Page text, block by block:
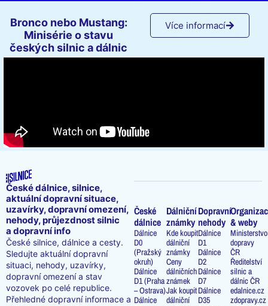
Bronco nebo Mustang:
Minisérie o stavu
českých silnic a dálnic
Více informací
České dálnice, silnice,
aktuální dopravní situace,
uzavírky, dopravní omezení,
nehody, průjezdnost silnic
a dopravní info
České silnice, dálnice a cesty.
Sledujte aktuální dopravní
situaci, nehody, uzavírky,
dopravní omezení a stav
vozovek po celé republice.
Přehledné dopravní informace a
České
dálnice
Dálnice
D0
(Pražský
okruh)
Dálnice
D1 (Praha
– Ostrava)
Dálnice
Dálniční
známky
Kde koupit
dálniční
známky
Ceny
dálničních
známek
Jak koupit
dálniční
Dopravní
nehody
Dálnice
D1
Dálnice
D2
Dálnice
D7
Dálnice
D35
& weby
Ministerstvo
dopravy
ČR
Ředitelství
silnic a
dálnic ČR
edalnice.cz
zdopravy.cz